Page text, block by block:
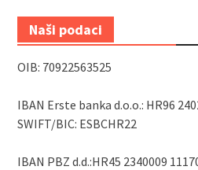
Naši podaci
OIB: 70922563525
IBAN Erste banka d.o.o.: HR96
SWIFT/BIC: ESBCHR22
IBAN PBZ d.d.:HR45 2340009